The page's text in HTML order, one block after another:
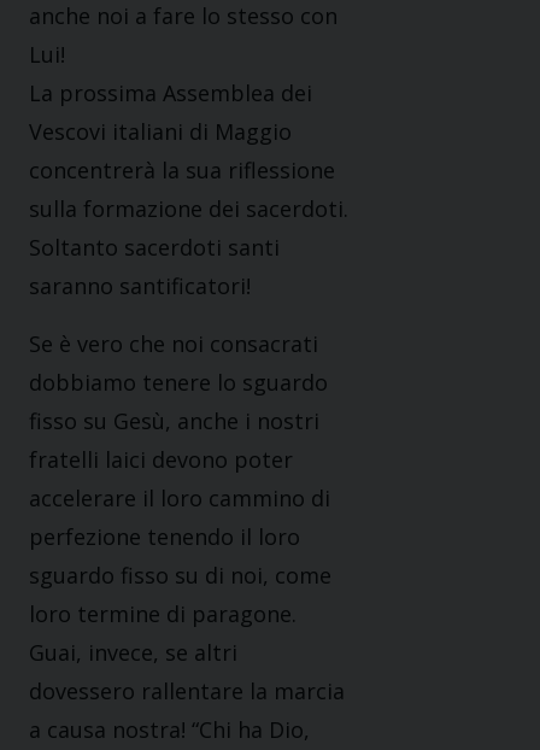
anche noi a fare lo stesso con
Lui!
La prossima Assemblea dei
Vescovi italiani di Maggio
concentrerà la sua riflessione
sulla formazione dei sacerdoti.
Soltanto sacerdoti santi
saranno santificatori!
Se è vero che noi consacrati
dobbiamo tenere lo sguardo
fisso su Gesù, anche i nostri
fratelli laici devono poter
accelerare il loro cammino di
perfezione tenendo il loro
sguardo fisso su di noi, come
loro termine di paragone.
Guai, invece, se altri
dovessero rallentare la marcia
a causa nostra! “Chi ha Dio,